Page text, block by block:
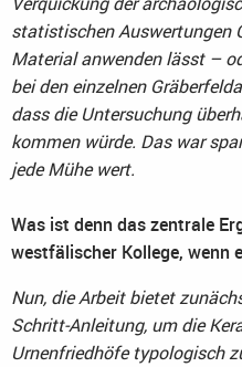
statistischen Auswertungen
Material anwenden lässt –
bei den einzelnen
dass die Untersuchung
kommen würde. Das war
jede Mühe wert.
Was ist denn das zentrale
westfälischer Kollege, wenn
Nun, die Arbeit bietet
Schritt-Anleitung, um die
Urnenfriedhöfe typologisch